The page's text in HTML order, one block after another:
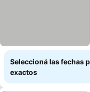
Seleccioná las fechas
exactos